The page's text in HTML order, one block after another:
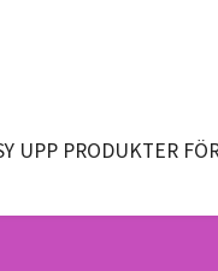
UPP PRODUKTER